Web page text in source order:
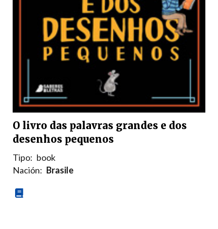
O livro das palavras grandes e dos
desenhos pequenos
Tipo: book
Nación: Brasile